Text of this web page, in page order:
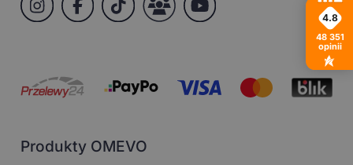
Produkty OMEVO
4.8
48 351
opinii